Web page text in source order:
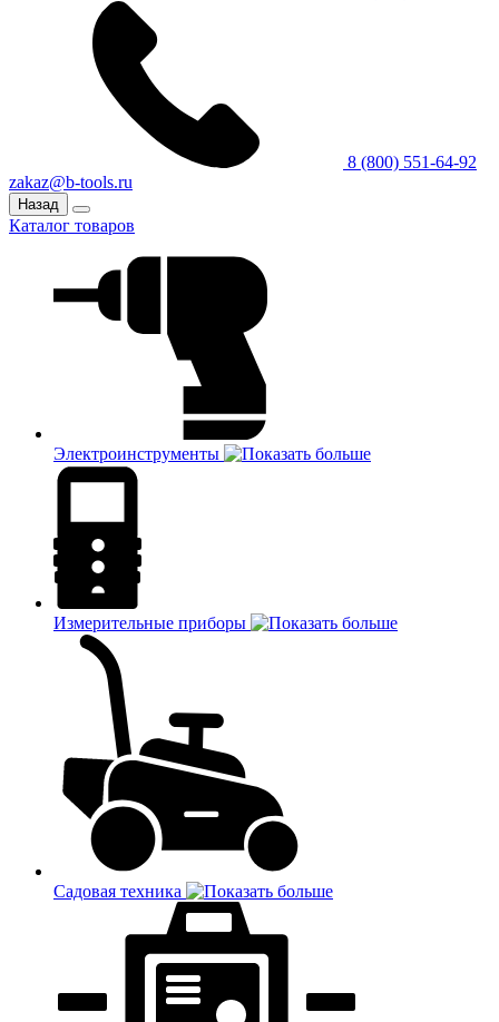
8 (800) 551-64-92
zakaz@b-tools.ru
Назад
Каталог товаров
Электроинструменты
Измерительные приборы
Садовая техника